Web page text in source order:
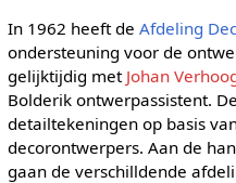
In 1962 heeft de Afdeling
ondersteuning voor de
gelijktijdig met Johan
Bolderik ontwerpassistent.
detailtekeningen op basis
decorontwerpers. Aan de
gaan de verschilldende